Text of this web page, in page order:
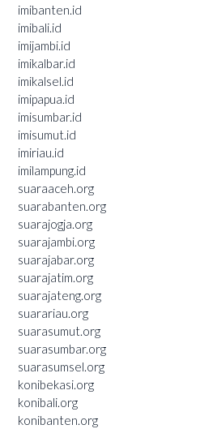
imibanten.id
imibali.id
imijambi.id
imikalbar.id
imikalsel.id
imipapua.id
imisumbar.id
imisumut.id
imiriau.id
imilampung.id
suaraaceh.org
suarabanten.org
suarajogja.org
suarajambi.org
suarajabar.org
suarajatim.org
suarajateng.org
suarariau.org
suarasumut.org
suarasumbar.org
suarasumsel.org
konibekasi.org
konibali.org
konibanten.org